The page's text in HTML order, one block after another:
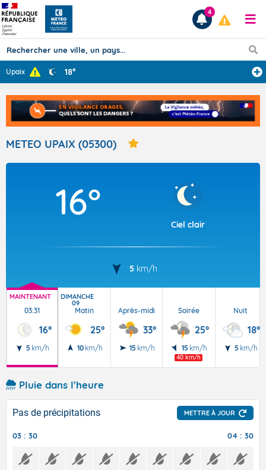
Prévisions
TOUS LES RÉSULTATS
Articles
4
Upaix 18°
METEO UPAIX (05300)
16°
Ciel clair
5 km/h
MAINTENANT
03:31
16°
5 km/h
DIMANCHE
09
Matin
25°
10 km/h
Après-midi
33°
15 km/h
Soirée
25°
15 km/h
40 km/h
Nuit
18°
5 km/h
Pluie dans l'heure
Pas de précipitations METTRE À JOUR
03 : 30 04 : 30